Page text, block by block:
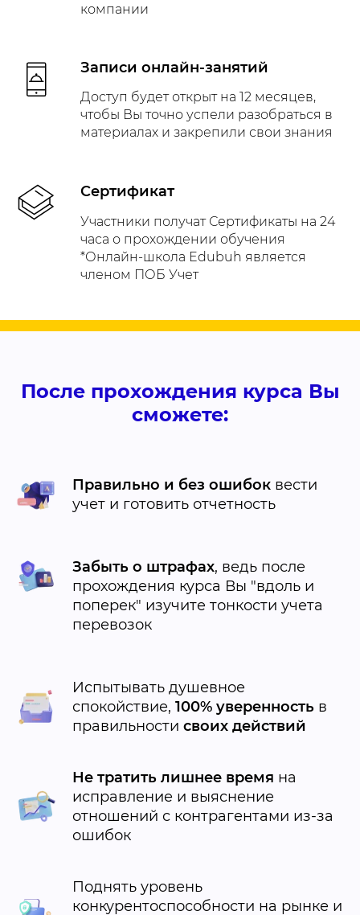
компании
Записи онлайн-занятий
Доступ будет открыт на 12 месяцев,
чтобы Вы точно успели разобраться в
материалах и закрепили свои знания
Сертификат
Участники получат Сертификаты на 24
часа о прохождении обучения
*Онлайн-школа Edubuh является
членом ПОБ Учет
После прохождения курса Вы
сможете:
Правильно и без ошибок вести
учет и готовить отчетность
Забыть о штрафах, ведь после
прохождения курса Вы "вдоль и
поперек" изучите тонкости учета
перевозок
Испытывать душевное
спокойствие, 100% уверенность в
правильности своих действий
Не тратить лишнее время на
исправление и выяснение
отношений с контрагентами из-за
ошибок
Поднять уровень
конкурентоспособности на рынке и